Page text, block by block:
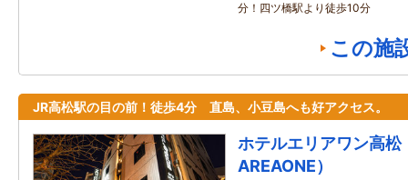
分！四ツ橋駅より徒歩10分
この施
JR高松駅の目の前！徒歩4分 直島、小豆島へも好アクセス。
ホテルエリアワン高松
AREAONE）